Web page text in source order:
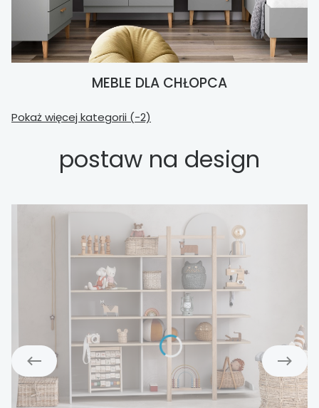
MEBLE DLA CHŁOPCA
Pokaż więcej kategorii (-2)
postaw na design